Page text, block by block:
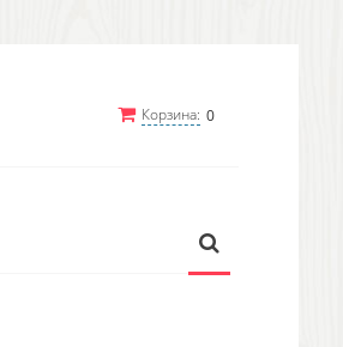
Корзина: 0